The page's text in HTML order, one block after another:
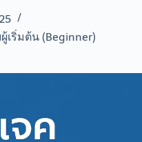
เริ่มต้น (Beginner)